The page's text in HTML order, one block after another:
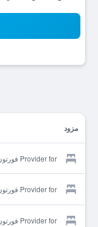
مزود
Provider for فورتون هوتل
Provider for فورتون هوتل
Provider for فورتون هوتل